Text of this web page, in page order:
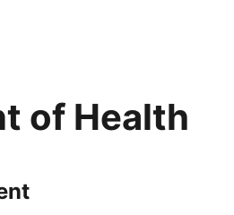
of Health